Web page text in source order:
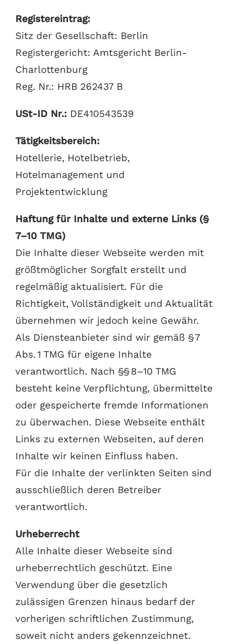
Registereintrag:
Sitz der Gesellschaft: Berlin
Registergericht: Amtsgericht Berlin-
Charlottenburg
Reg. Nr.: HRB 262437 B
USt-ID Nr.: DE410543539
Tätigkeitsbereich:
Hotellerie, Hotelbetrieb,
Hotelmanagement und
Projektentwicklung
Haftung für Inhalte und externe Links (§
7–10 TMG)
Die Inhalte dieser Webseite werden mit
größtmöglicher Sorgfalt erstellt und
regelmäßig aktualisiert. Für die
Richtigkeit, Vollständigkeit und Aktualität
übernehmen wir jedoch keine Gewähr.
Als Diensteanbieter sind wir gemäß § 7
Abs. 1 TMG für eigene Inhalte
verantwortlich. Nach §§ 8–10 TMG
besteht keine Verpflichtung, übermittelte
oder gespeicherte fremde Informationen
zu überwachen. Diese Webseite enthält
Links zu externen Webseiten, auf deren
Inhalte wir keinen Einfluss haben.
Für die Inhalte der verlinkten Seiten sind
ausschließlich deren Betreiber
verantwortlich.
Urheberrecht
Alle Inhalte dieser Webseite sind
urheberrechtlich geschützt. Eine
Verwendung über die gesetzlich
zulässigen Grenzen hinaus bedarf der
vorherigen schriftlichen Zustimmung,
soweit nicht anders gekennzeichnet.